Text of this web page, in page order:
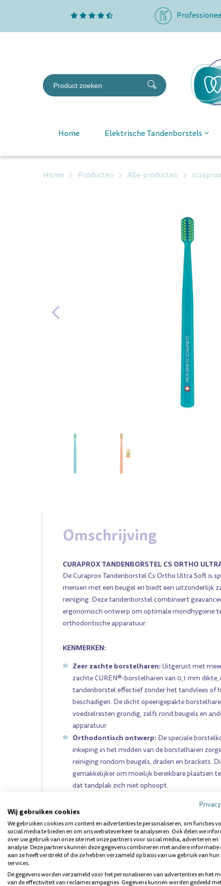
Home Elektrische Tandenborstels
Home Producten Alle-producten
Omschrijving
CURAPROX TANDENBORSTEL CS ORTHO
De Curaprox Tandenborstel Cs Ortho Ultra Soft is
mensen met een beugel en biedt een uitzonderlijk
reiniging. Deze tandenborstel combineert
ergonomisch ontwerp om optimale mondhygiëne
orthodontische apparatuur.
KENMERKEN:
Zeer zachte borstelharen: Uitgerust met
zachte CUREN®-borstelharen van 0,1 mm dikte,
tandenborstel effectief zonder het tandvlees of
beschadigen. De dicht opeengepakte
voedselresten grondig, zelfs rond beugels en
apparatuur.
Orthodontisch ontwerp: De speciale
inkeping in het midden van de borstelharen
reiniging rondom beugels, draden en brackets.
gemakkelijker om moeilijk bereikbare plaatsen
dat tandplak zich niet ophoopt.
De achthoekige
comfortabele en stevige grip, waardoor je de
hoek kunt houden voor een effectieve reiniging.
je de borstel al automatisch in de juiste hoek.
Gezond tandvlees:Dankzij de ultrazachte
tandenborstel vriendelijk voor het tandvlees en
beschadiging. Dit is vooral belangrijk voor
het tandvlees vaak gevoeliger kan zijn.
Wij gebruiken cookies
We gebruiken cookies om content en advertenties te personaliseren, om functies
social media te bieden en om ons websiteverkeer te analyseren. Ook delen we
over uw gebruik van onze site met onze partners voor social media, adverteren en
analyse. Deze partners kunnen deze gegevens combineren met andere informatie
aan ze heeft verstrekt of die ze hebben verzameld op basis van uw gebruik van hun
services.
De gegevens worden verzameld voor het personaliseren van advertenties en het
van de effectiviteit van reclamecampagnes. Gegevens kunnen worden gedeeld